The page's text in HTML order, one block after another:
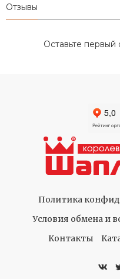
Отзывы
Оставьте первый
Политика
Условия обмена и
Контакты